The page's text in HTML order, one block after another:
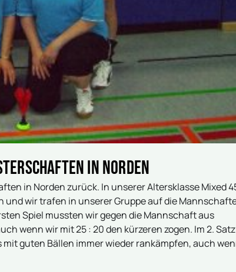
in Norden
in Norden zurück. In unserer Altersklasse Mixed
und wir trafen in unserer Gruppe auf die
Spiel mussten wir gegen die Mannschaft aus
wenn wir mit 25 : 20 den kürzeren zogen. Im 2. Satz
guten Bällen immer wieder rankämpfen, auch